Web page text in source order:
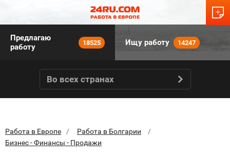
Предлагаю
работу
18525 Ищу работу 14247
Во всех странах
Работа в Европе
Работа в Болгарии
Бизнес - Финансы - Продажи